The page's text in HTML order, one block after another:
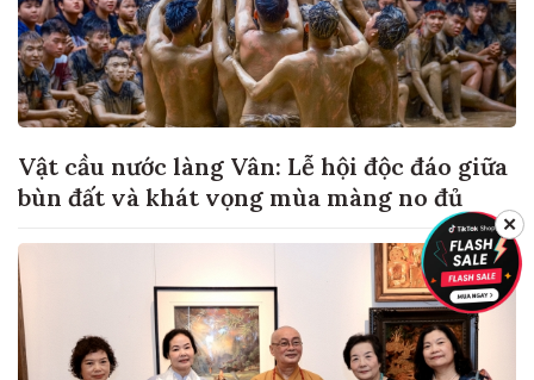
Vật cầu nước làng Vân: Lễ hội độc đáo giữa
bùn đất và khát vọng mùa màng no đủ
✕